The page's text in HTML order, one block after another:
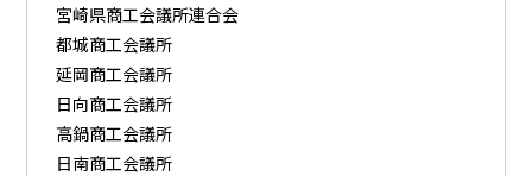
宮崎県商工会議所連合会
都城商工会議所
延岡商工会議所
日向商工会議所
高鍋商工会議所
日南商工会議所